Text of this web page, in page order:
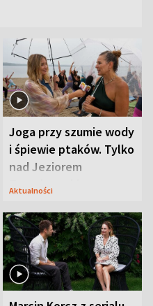
Joga przy szumie wody
i śpiewie ptaków. Tylko
nad Jeziorem
Tarnobrzeskim
Aktualności